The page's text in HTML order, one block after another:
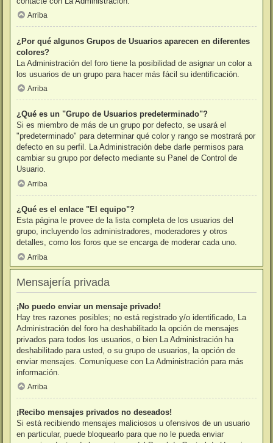
Arriba
¿Por qué algunos Grupos de Usuarios aparecen en diferentes
colores?
La Administración del foro tiene la posibilidad de asignar un color a
los usuarios de un grupo para hacer más fácil su identificación.
Arriba
¿Qué es un "Grupo de Usuarios predeterminado"?
Si es miembro de más de un grupo por defecto, se usará el
"predeterminado" para determinar qué color y rango se mostrará por
defecto en su perfil. La Administración debe darle permisos para
cambiar su grupo por defecto mediante su Panel de Control de
Usuario.
Arriba
¿Qué es el enlace "El equipo"?
Esta página le provee de la lista completa de los usuarios del
grupo, incluyendo los administradores, moderadores y otros
detalles, como los foros que se encarga de moderar cada uno.
Arriba
Mensajería privada
¡No puedo enviar un mensaje privado!
Hay tres razones posibles; no está registrado y/o identificado, La
Administración del foro ha deshabilitado la opción de mensajes
privados para todos los usuarios, o bien La Administración ha
deshabilitado para usted, o su grupo de usuarios, la opción de
enviar mensajes. Comuníquese con La Administración para más
información.
Arriba
¡Recibo mensajes privados no deseados!
Si está recibiendo mensajes maliciosos u ofensivos de un usuario
en particular, puede bloquearlo para que no le pueda enviar